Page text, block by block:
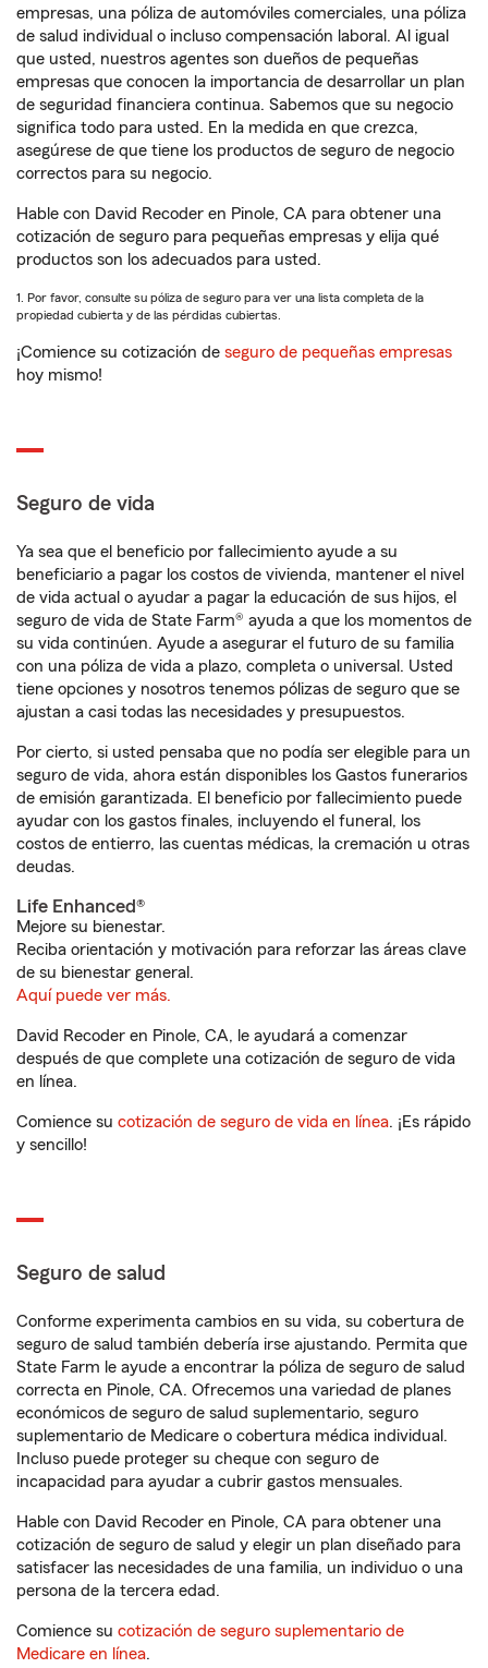
empresas, una póliza de automóviles comerciales, una póliza
de salud individual o incluso compensación laboral. Al igual
que usted, nuestros agentes son dueños de pequeñas
empresas que conocen la importancia de desarrollar un plan
de seguridad financiera continua. Sabemos que su negocio
significa todo para usted. En la medida en que crezca,
asegúrese de que tiene los productos de seguro de negocio
correctos para su negocio.
Hable con David Recoder en Pinole, CA para obtener una
cotización de seguro para pequeñas empresas y elija qué
productos son los adecuados para usted.
1. Por favor, consulte su póliza de seguro para ver una lista completa de la
propiedad cubierta y de las pérdidas cubiertas.
¡Comience su cotización de seguro de pequeñas empresas
hoy mismo!
Seguro de vida
Ya sea que el beneficio por fallecimiento ayude a su
beneficiario a pagar los costos de vivienda, mantener el nivel
de vida actual o ayudar a pagar la educación de sus hijos, el
seguro de vida de State Farm® ayuda a que los momentos de
su vida continúen. Ayude a asegurar el futuro de su familia
con una póliza de vida a plazo, completa o universal. Usted
tiene opciones y nosotros tenemos pólizas de seguro que se
ajustan a casi todas las necesidades y presupuestos.
Por cierto, si usted pensaba que no podía ser elegible para un
seguro de vida, ahora están disponibles los Gastos funerarios
de emisión garantizada. El beneficio por fallecimiento puede
ayudar con los gastos finales, incluyendo el funeral, los
costos de entierro, las cuentas médicas, la cremación u otras
deudas.
Life Enhanced®
Mejore su bienestar.
Reciba orientación y motivación para reforzar las áreas clave
de su bienestar general.
Aquí puede ver más.
David Recoder en Pinole, CA, le ayudará a comenzar
después de que complete una cotización de seguro de vida
en línea.
Comience su cotización de seguro de vida en línea. ¡Es rápido
y sencillo!
Seguro de salud
Conforme experimenta cambios en su vida, su cobertura de
seguro de salud también debería irse ajustando. Permita que
State Farm le ayude a encontrar la póliza de seguro de salud
correcta en Pinole, CA. Ofrecemos una variedad de planes
económicos de seguro de salud suplementario, seguro
suplementario de Medicare o cobertura médica individual.
Incluso puede proteger su cheque con seguro de
incapacidad para ayudar a cubrir gastos mensuales.
Hable con David Recoder en Pinole, CA para obtener una
cotización de seguro de salud y elegir un plan diseñado para
satisfacer las necesidades de una familia, un individuo o una
persona de la tercera edad.
Comience su cotización de seguro suplementario de
Medicare en línea.